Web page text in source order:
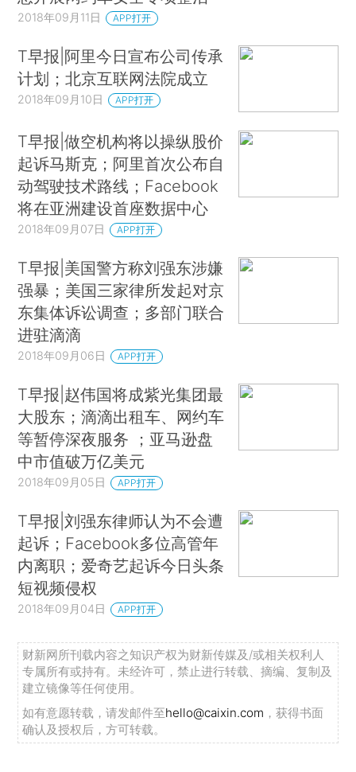
2018年09月11日 APP打开
T早报|阿里今日宣布公司传承
计划；北京互联网法院成立
2018年09月10日 APP打开
T早报|做空机构将以操纵股价
起诉马斯克；阿里首次公布自
动驾驶技术路线；Facebook
将在亚洲建设首座数据中心
2018年09月07日 APP打开
T早报|美国警方称刘强东涉嫌
强暴；美国三家律所发起对京
东集体诉讼调查；多部门联合
进驻滴滴
2018年09月06日 APP打开
T早报|赵伟国将成紫光集团最
大股东；滴滴出租车、网约车
等暂停深夜服务 ；亚马逊盘
中市值破万亿美元
2018年09月05日 APP打开
T早报|刘强东律师认为不会遭
起诉；Facebook多位高管年
内离职；爱奇艺起诉今日头条
短视频侵权
2018年09月04日 APP打开
财新网所刊载内容之知识产权为财新传媒及/或相关权利人
专属所有或持有。未经许可，禁止进行转载、摘编、复制及
建立镜像等任何使用。
如有意愿转载，请发邮件至hello@caixin.com ，获得书面
确认及授权后，方可转载。